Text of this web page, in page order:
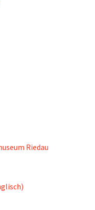
Riedau